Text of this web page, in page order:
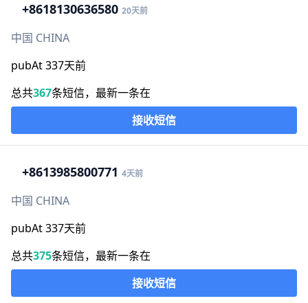
+8618130636580 20天前
中国 CHINA
pubAt 337天前
总共367条短信，最新一条在
接收短信
+8613985800771 4天前
中国 CHINA
pubAt 337天前
总共375条短信，最新一条在
接收短信